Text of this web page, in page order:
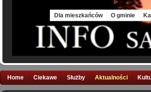
Dla mieszkańców O gminie
Home Ciekawe Służby Aktualności